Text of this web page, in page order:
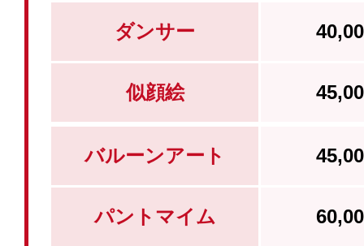
ダンサー
似顔絵
バルーンアート
パントマイム